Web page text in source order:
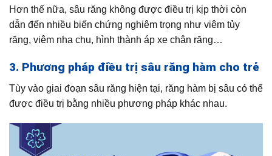
Hơn thế nữa, sâu răng không được điều trị kịp thời còn
dẫn đến nhiều biến chứng nghiêm trọng như viêm tủy
răng, viêm nha chu, hình thành áp xe chân răng…
3. Phương pháp điều trị sâu răng hàm cho trẻ
Tùy vào giai đoạn sâu răng hiện tại, răng hàm bị sâu có thể
được điều trị bằng nhiều phương pháp khác nhau.